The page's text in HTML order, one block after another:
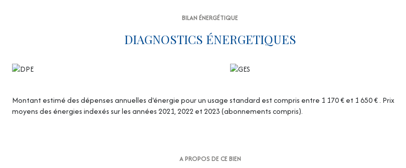
Les informations sur les risques auxquels ce bien est exposé sont disponibles sur le site Géorisques :
BILAN ÉNERGÉTIQUE
DIAGNOSTICS ÉNERGETIQUES
Montant estimé des dépenses annuelles d'énergie pour un usage standard est compris entre 1 170 € et 1 650 € . Prix
moyens des énergies indexés sur les années 2021, 2022 et 2023 (abonnements compris).
A PROPOS DE CE BIEN